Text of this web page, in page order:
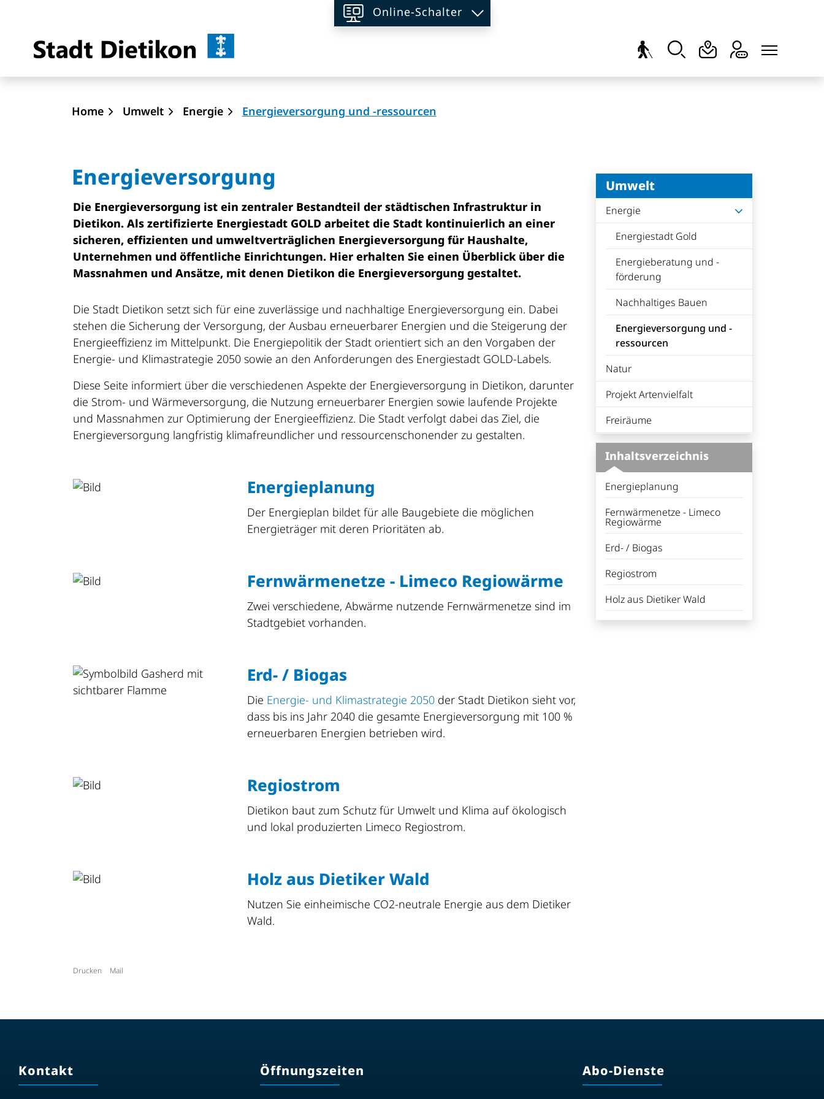
zur Startseite
Direkt zur Hauptnavigation
Direkt zum Inhalt
Direkt zur Suche
Direkt zum Stichwortverzeichnis
Online-Schalter
Home Umwelt Energie Energieversorgung und -ressourcen(ausgewählt)
Umwelt
Energie
Energiestadt Gold
Energieberatung und -
förderung
Nachhaltiges Bauen
Energieversorgung und -
ressourcen
Natur
Projekt Artenvielfalt
Freiräume
Inhaltsverzeichnis
Energieplanung
Fernwärmenetze - Limeco
Regiowärme
Erd- / Biogas
Regiostrom
Holz aus Dietiker Wald
Energieversorgung
Die Energieversorgung ist ein zentraler Bestandteil der städtischen Infrastruktur in
Dietikon. Als zertifizierte Energiestadt GOLD arbeitet die Stadt kontinuierlich an einer
sicheren, effizienten und umweltverträglichen Energieversorgung für Haushalte,
Unternehmen und öffentliche Einrichtungen. Hier erhalten Sie einen Überblick über die
Massnahmen und Ansätze, mit denen Dietikon die Energieversorgung gestaltet.
Die Stadt Dietikon setzt sich für eine zuverlässige und nachhaltige Energieversorgung ein. Dabei
stehen die Sicherung der Versorgung, der Ausbau erneuerbarer Energien und die Steigerung der
Energieeffizienz im Mittelpunkt. Die Energiepolitik der Stadt orientiert sich an den Vorgaben der
Energie- und Klimastrategie 2050 sowie an den Anforderungen des Energiestadt GOLD-Labels.
Diese Seite informiert über die verschiedenen Aspekte der Energieversorgung in Dietikon, darunter
die Strom- und Wärmeversorgung, die Nutzung erneuerbarer Energien sowie laufende Projekte
und Massnahmen zur Optimierung der Energieeffizienz. Die Stadt verfolgt dabei das Ziel, die
Energieversorgung langfristig klimafreundlicher und ressourcenschonender zu gestalten.
Energieplanung
Der Energieplan bildet für alle Baugebiete die möglichen
Energieträger mit deren Prioritäten ab.
Fernwärmenetze - Limeco Regiowärme
Zwei verschiedene, Abwärme nutzende Fernwärmenetze sind im
Stadtgebiet vorhanden.
Erd- / Biogas
Die Energie- und Klimastrategie 2050 der Stadt Dietikon sieht vor,
dass bis ins Jahr 2040 die gesamte Energieversorgung mit 100 %
erneuerbaren Energien betrieben wird.
Regiostrom
Dietikon baut zum Schutz für Umwelt und Klima auf ökologisch
und lokal produzierten Limeco Regiostrom.
Holz aus Dietiker Wald
Nutzen Sie einheimische CO2-neutrale Energie aus dem Dietiker
Wald.
Drucken Mail
Kontakt Öffnungszeiten Abo-Dienste